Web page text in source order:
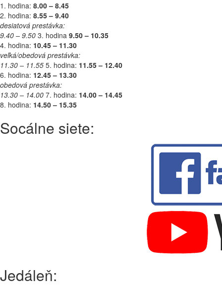
1. hodina: 8.00 – 8.45
2. hodina: 8.55 – 9.40
desiatová prestávka:
9.40 – 9.50 3. hodina 9.50 – 10.35
4. hodina: 10.45 – 11.30
veľká/obedová prestávka:
11.30 – 11.55 5. hodina: 11.55 – 12.40
6. hodina: 12.45 – 13.30
obedová prestávka:
13.30 – 14.00 7. hodina: 14.00 – 14.45
8. hodina: 14.50 – 15.35
Socálne siete:
Jedáleň: